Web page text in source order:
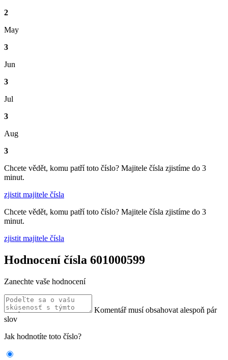
2
May
3
Jun
3
Jul
3
Aug
3
Chcete vědět, komu patří toto číslo? Majitele čísla zjistíme do 3
minut.
zjistit majitele čísla
Chcete vědět, komu patří toto číslo? Majitele čísla zjistíme do 3
minut.
zjistit majitele čísla
Hodnocení čísla 601000599
Zanechte vaše hodnocení
Komentář musí obsahovat alespoň pár
slov
Jak hodnotíte toto číslo?